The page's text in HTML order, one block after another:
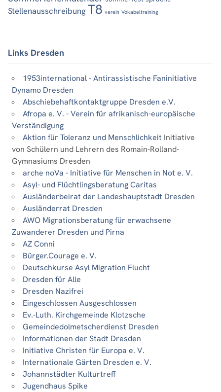
Stellenausschreibung T8 verein Vokabeltraining
Links Dresden
1953international - Antirassistische Faninitiative
Dynamo Dresden
Abschiebehaftkontaktgruppe Dresden e.V.
Afropa e. V. - Verein für afrikanisch-europäische
Verständigung
Aktion für Toleranz und Menschlichkeit Initiative
von Schülern und Lehrern des Romain-Rolland-
Gymnasiums Dresden
arche noVa - Initiative für Menschen in Not e. V.
Asyl- und Flüchtlingsberatung Caritas
Ausländerbeirat der Landeshauptstadt Dresden
Ausländerrat Dresden
AWO Migrationsberatung für erwachsene
Zuwanderer Dresden und Pirna
AZ Conni
Bürger.Courage e. V.
Deutschkurse Asyl Migration Flucht
Dresden für Alle
Dresden Nazifrei
Eingeschlossen Ausgeschlossen
Ev.-Luth. Kirchgemeinde Klotzsche
Gemeindedolmetscherdienst Dresden
Informationen der Stadt Dresden
Initiative Christen für Europa e. V.
Internationale Gärten Dresden e. V.
Johannstädter Kulturtreff
Jugendhaus Spike